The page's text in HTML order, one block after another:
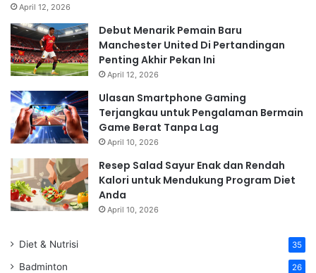
April 12, 2026
Debut Menarik Pemain Baru
Manchester United Di Pertandingan
Penting Akhir Pekan Ini
April 12, 2026
Ulasan Smartphone Gaming
Terjangkau untuk Pengalaman Bermain
Game Berat Tanpa Lag
April 10, 2026
Resep Salad Sayur Enak dan Rendah
Kalori untuk Mendukung Program Diet
Anda
April 10, 2026
Diet & Nutrisi 35
Badminton 26